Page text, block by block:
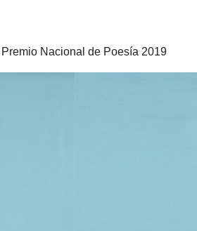
Nacional de Poesía 2019